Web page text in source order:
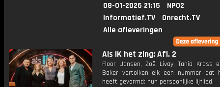
08-01-2026 21:15
NPO2
Informatief.TV
Onrecht.TV
Alle afleveringen
Als IK het zing: Afl. 2
Floor Jansen, Zoë Livay, Tania Kross
Baker vertolken elk een nummer dat
heeft gevormd: hun persoonlijke lijflied.